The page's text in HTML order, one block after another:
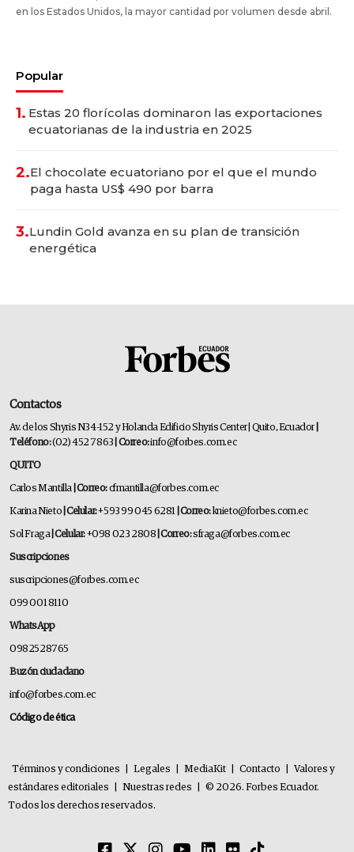
en los Estados Unidos, la mayor cantidad por volumen desde abril.
Popular
1. Estas 20 florícolas dominaron las exportaciones
ecuatorianas de la industria en 2025
2.El chocolate ecuatoriano por el que el mundo
paga hasta US$ 490 por barra
3.Lundin Gold avanza en su plan de transición
energética
Contactos
Av. de los Shyris N34-152 y Holanda Edificio Shyris Center | Quito, Ecuador
Teléfono:(02) 452 7863 | Correo:info@forbes.com.ec
QUITO
Carlos Mantilla | Correo:cfmantilla@forbes.com.ec
Karina Nieto | Celular:+593 99 045 6281 | Correo:knieto@forbes.com.ec
Sol Fraga| Celular:+098 023 2808 | Correo:sfraga@forbes.com.ec
Suscripciones
suscripciones@forbes.com.ec
099 001 8110
WhatsApp
0982528765
Buzón ciudadano
info@forbes.com.ec
Código de ética
Términos y condiciones Legales MediaKit Contacto
Valores y
estándares editoriales
Nuestras redes
© 2026. Forbes Ecuador.
Todos los derechos reservados.